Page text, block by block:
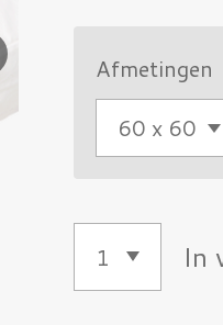
Afmetingen
In